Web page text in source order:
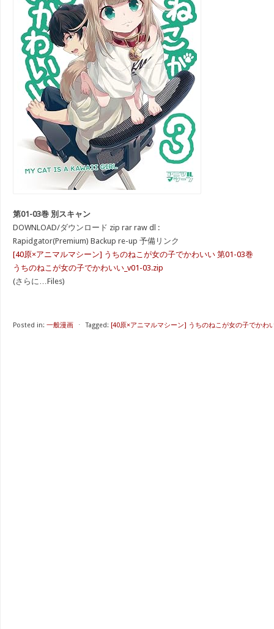
第01-03巻 別スキャン
DOWNLOAD/ダウンロード zip rar raw dl :
Rapidgator(Premium) Backup re-up 予備リンク
[40原×アニマルマシーン] うちのねこが女の子でかわいい 第01-03巻
うちのねこが女の子でかわいい_v01-03.zip
(さらに…Files)
Posted in: 一般漫画 ⋅ Tagged: [40原×アニマルマシーン] うちのねこが女の子でかわ